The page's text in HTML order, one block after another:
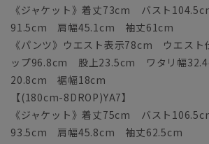
《ジャケット》着丈73cm バスト
91.5cm 肩幅45.1cm 袖丈61cm
《パンツ》ウエスト表示78cm ウエス
ップ96.8cm 股上23.5cm ワタリ幅
20.8cm 裾幅18cm
【(180cm-8DROP)YA7】
《ジャケット》着丈75cm バスト
93.5cm 肩幅45.8cm 袖丈62.5cm